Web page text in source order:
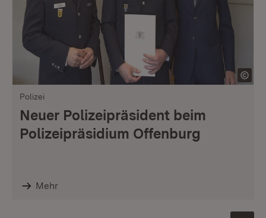
Polizei
Neuer Polizeipräsident beim
Polizeipräsidium Offenburg
Mehr